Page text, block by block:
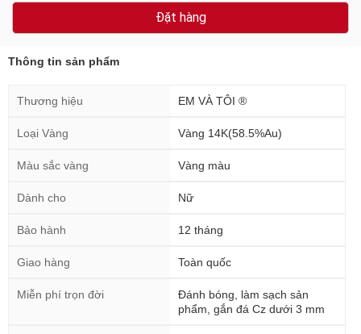
Đặt hàng
Thông tin sản phẩm
Thương hiệu EM VÀ TÔI ®
Loại Vàng Vàng 14K(58.5%Au)
Màu sắc vàng Vàng màu
Dành cho Nữ
Bảo hành 12 tháng
Giao hàng Toàn quốc
Miễn phí trọn đời
Đánh bóng, làm sạch sản
phẩm, gắn đá Cz dưới 3 mm